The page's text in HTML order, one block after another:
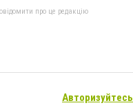
про це редакцію
Авторизуйтесь